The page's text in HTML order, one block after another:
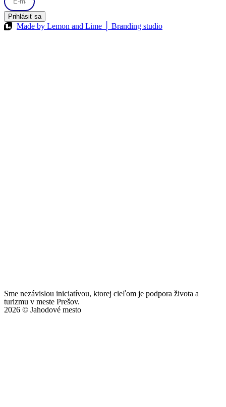
Prihlásiť sa
Made by Lemon and Lime │ Branding studio
Sme nezávislou iniciatívou, ktorej cieľom je podpora života a
turizmu v meste Prešov.
2026 © Jahodové mesto